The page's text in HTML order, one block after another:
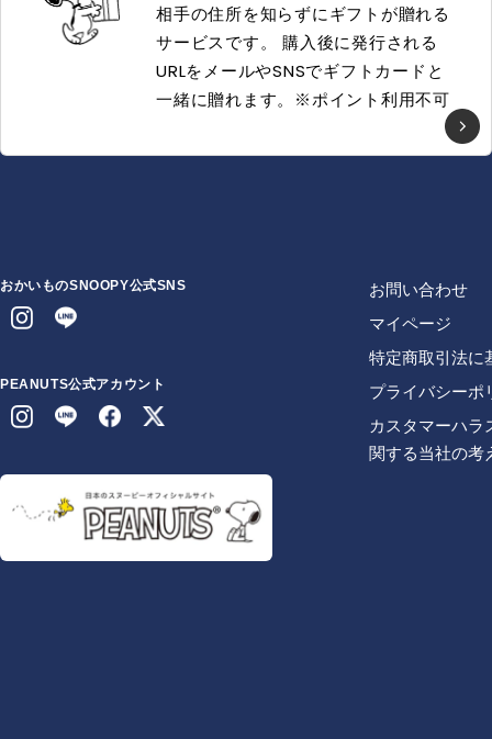
相手の住所を知らずにギフトが贈れる
サービスです。 購入後に発行される
URLをメールやSNSでギフトカードと
一緒に贈れます。※ポイント利用不可
おかいものSNOOPY公式SNS
PEANUTS公式アカウント
お問い合わせ
マイページ
特定商取引法に
プライバシーポ
カスタマーハラ
関する当社の考